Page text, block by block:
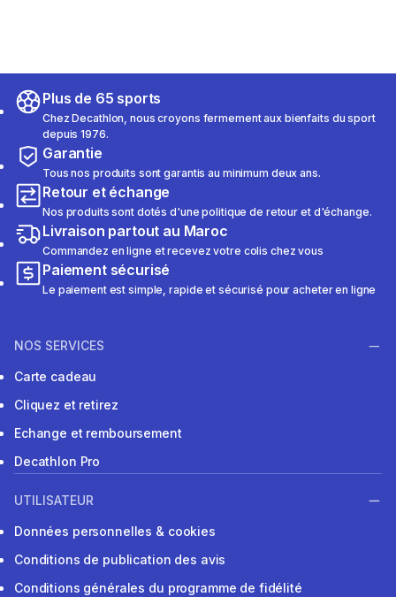
Plus de 65 sports
Chez Decathlon, nous croyons fermement aux bienfaits du sport
depuis 1976.
Garantie
Tous nos produits sont garantis au minimum deux ans.
Retour et échange
Nos produits sont dotés d'une politique de retour et d'échange.
Livraison partout au Maroc
Commandez en ligne et recevez votre colis chez vous
Paiement sécurisé
Le paiement est simple, rapide et sécurisé pour acheter en ligne
NOS SERVICES
Carte cadeau
Cliquez et retirez
Echange et remboursement
Decathlon Pro
UTILISATEUR
Données personnelles & cookies
Conditions de publication des avis
Conditions générales du programme de fidélité